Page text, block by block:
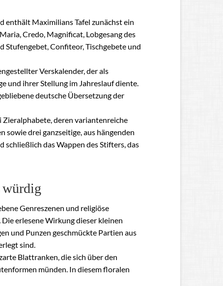
Maximilians Tafel zunächst ein
Credo, Magnificat, Lobgesang des
Stufengebet, Confiteor, Tischgebete und
Verskalender, der als
und ihrer Stellung im Jahreslauf diente.
deutsche Übersetzung der
Zieralphabete, deren variantenreiche
drei ganzseitige, aus hängenden
das Wappen des Stifters, das
würdig
Genreszenen und religiöse
erlesene Wirkung dieser kleinen
und Punzen geschmückte Partien aus
sind.
Blattranken, die sich über den
münden. In diesem floralen